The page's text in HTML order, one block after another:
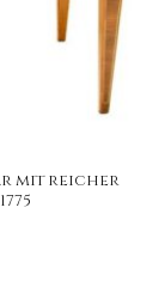
mit reicher